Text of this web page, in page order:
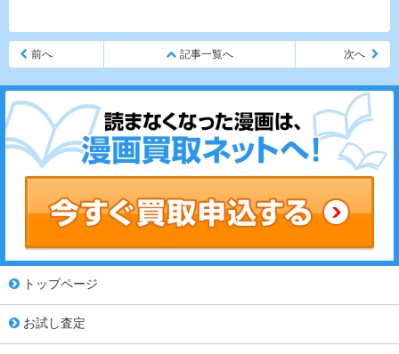
前へ 記事一覧へ 次へ
トップページ
お試し査定